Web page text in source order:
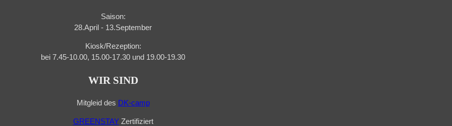
Saison:
28.April - 13.September
Kiosk/Rezeption:
bei 7.45-10.00, 15.00-17.30 und 19.00-19.30
WIR SIND
Mitgleid des DK-camp
GREENSTAYZertifiziert